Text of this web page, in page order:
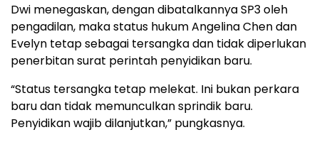
Dwi menegaskan, dengan dibatalkannya SP3 oleh
pengadilan, maka status hukum Angelina Chen dan
Evelyn tetap sebagai tersangka dan tidak diperlukan
penerbitan surat perintah penyidikan baru.
“Status tersangka tetap melekat. Ini bukan perkara
baru dan tidak memunculkan sprindik baru.
Penyidikan wajib dilanjutkan,” pungkasnya.